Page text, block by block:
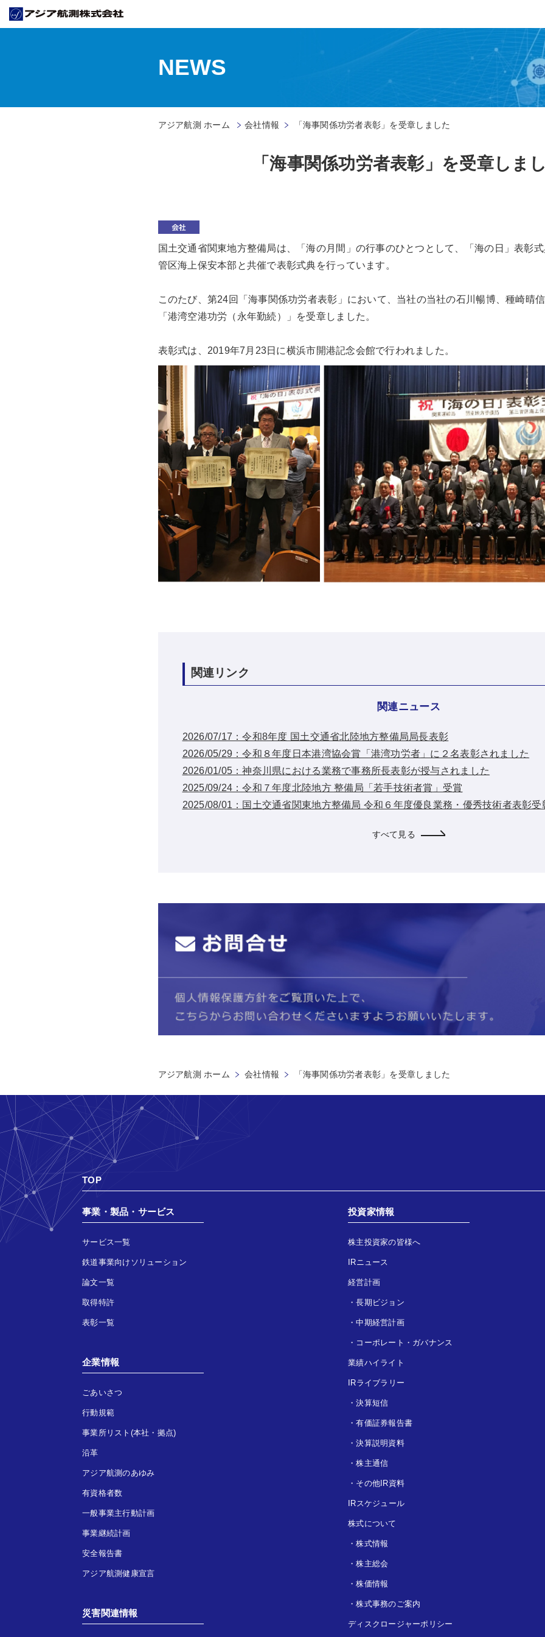
NEWS
アジア航測 ホーム 会社情報 「海事関係功労者表彰」を受章しました
「海事関係功労者表彰」を受章しま
国土交通省関東地方整備局は、「海の月間」の行事のひとつとして、「海の日」表彰
管区海上保安本部と共催で表彰式典を行っています。
このたび、第24回「海事関係功労者表彰」において、当社の当社の石川暢博、種崎晴
「港湾空港功労（永年勤続）」を受章しました。
表彰式は、2019年7月23日に横浜市開港記念会館で行われました。
関連リンク
関連ニュース
2026/07/17：令和8年度 国土交通省北陸地方整備局局長表彰
2026/05/29：令和８年度日本港湾協会賞「港湾功労者」に２名表彰されました
2026/01/05：神奈川県における業務で事務所長表彰が授与されました
2025/09/24：令和７年度北陸地方 整備局「若手技術者賞」受賞
2025/08/01：国土交通省関東地方整備局 令和６年度優良業務・優秀技術者表彰受
すべて見る
アジア航測 ホーム 会社情報 「海事関係功労者表彰」を受章しました
TOP
事業・製品・サービス
サービス一覧
鉄道事業向けソリューション
論文一覧
取得特許
表彰一覧
企業情報
ごあいさつ
行動規範
事業所リスト(本社・拠点)
沿革
アジア航測のあゆみ
有資格者数
一般事業主行動計画
事業継続計画
安全報告書
アジア航測健康宣言
災害関連情報
投資家情報
株主投資家の皆様へ
IRニュース
経営計画
・長期ビジョン
・中期経営計画
・ コーポレート・ガバナンス
業績ハイライト
IRライブラリー
・決算短信
・有価証券報告書
・決算説明資料
・株主通信
・ その他IR資料
IRスケジュール
株式について
・株式情報
・株主総会
・株価情報
・株式事務のご案内
ディスクロージャーポリシー